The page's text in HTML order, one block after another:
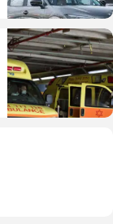
רכב